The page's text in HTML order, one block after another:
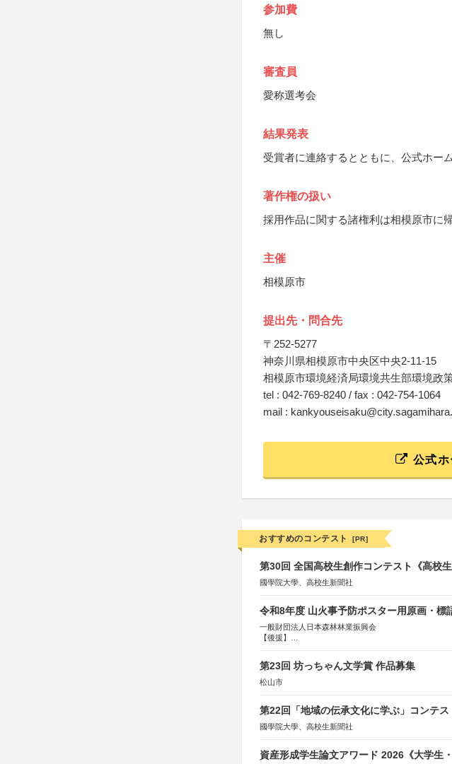
参加費
無し
審査員
愛称選考会
結果発表
受賞者に連絡するとともに、公式ホー
著作権の扱い
採用作品に関する諸権利は相模原市に
主催
相模原市
提出先・問合先
〒252-5277
神奈川県相模原市中央区中央2-11-15
相模原市環境経済局環境共生部環境政
tel : 042-769-8240 / fax : 042-754-1064
mail :
公式
おすすめのコンテスト [PR]
第30回 全国高校生創作コンテスト《高校生
國學院大學、高校生新聞社
令和8年度 山火事予防ポスター用原画・標
一般財団法人日本森林林業振興会
【後援】
第23回 坊っちゃん文学賞 作品募集
松山市
第22回「地域の伝承文化に学ぶ」コンテス
國學院大學、高校生新聞社
資産形成学生論文アワード 2026《大学生